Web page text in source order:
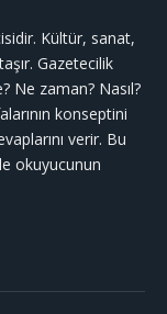
Kültür, sanat,
Gazetecilik
Ne zaman? Nasıl?
konseptini
verir. Bu
okuyucunun